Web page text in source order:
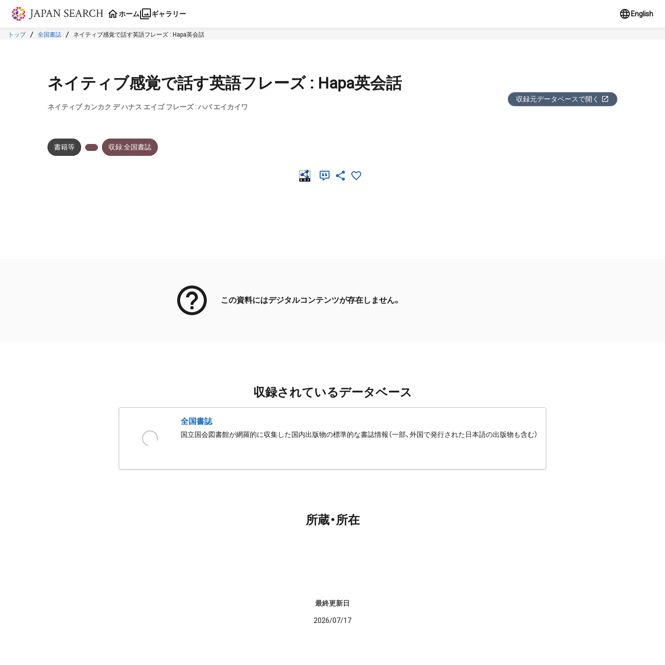
本文に飛ぶ
ホーム ギャラリー English
トップ 全国書誌 ネイティブ感覚で話す英語フレーズ : Hapa英会話
ネイティブ感覚で話す英語フレーズ : Hapa英会話
ネイティブ カンカク デ ハナス エイゴ フレーズ : ハパ エイカイワ
収録元データベースで開く
書籍等 収録:全国書誌
この資料にはデジタルコンテンツが存在しません。
収録されているデータベース
全国書誌
国立国会図書館が網羅的に収集した国内出版物の標準的な書誌情報（一部、外国で発行された日本語の出版物も含む）
所蔵・所在
最終更新日
2026/07/17